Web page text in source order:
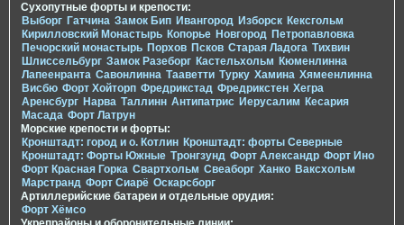
Сухопутные форты и крепости:
Выборг Гатчина Замок Бип Ивангород Изборск Кексгольм
Кирилловский Монастырь Копорье Новгород Петропавловка
Печорcкий монастырь Порхов Псков Старая Ладога Тихвин
Шлиссельбург Замок Разеборг Кастельхольм Кюменлинна
Лапеенранта Савонлинна Тааветти Турку Хамина Хямеенлинна
Висбю Форт Хойторп Фредрикстад Фредрикстен Хегра
Аренсбург Нарва Таллинн Антипатрис Иерусалим Кесария
Масада Форт Латрун
Морские крепости и форты:
Кронштадт: город и о. Котлин Кронштадт: форты Северные
Кронштадт: Форты Южные Тронгзунд Форт Александр Форт Ино
Форт Красная Горка Свартхольм Свеаборг Ханко Ваксхольм
Марстранд Форт Сиарё Оскарсборг
Артиллерийские батареи и отдельные орудия:
Форт Хёмсо